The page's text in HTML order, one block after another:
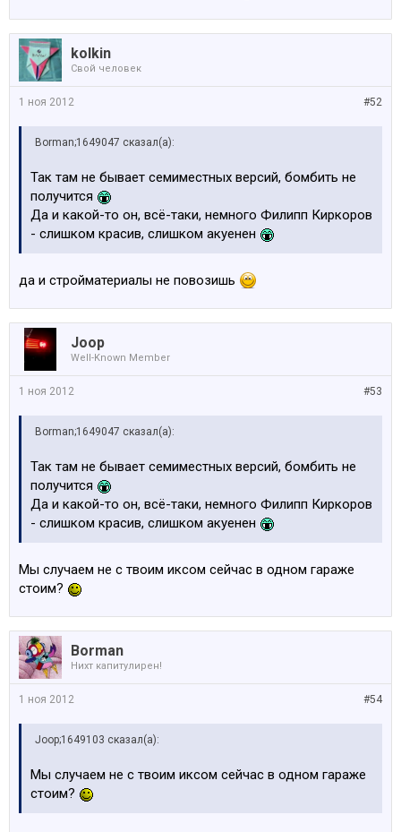
kolkin
Свой человек
#52
1 ноя 2012
Borman;1649047 сказал(а):
Так там не бывает семиместных версий, бомбить не
получится
Да и какой-то он, всё-таки, немного Филипп Киркоров
- слишком красив, слишком акуенен
да и стройматериалы не повозишь
Joop
Well-Known Member
#53
1 ноя 2012
Borman;1649047 сказал(а):
Так там не бывает семиместных версий, бомбить не
получится
Да и какой-то он, всё-таки, немного Филипп Киркоров
- слишком красив, слишком акуенен
Мы случаем не с твоим иксом сейчас в одном гараже
стоим?
Borman
Нихт капитулирен!
#54
1 ноя 2012
Joop;1649103 сказал(а):
Мы случаем не с твоим иксом сейчас в одном гараже
стоим?